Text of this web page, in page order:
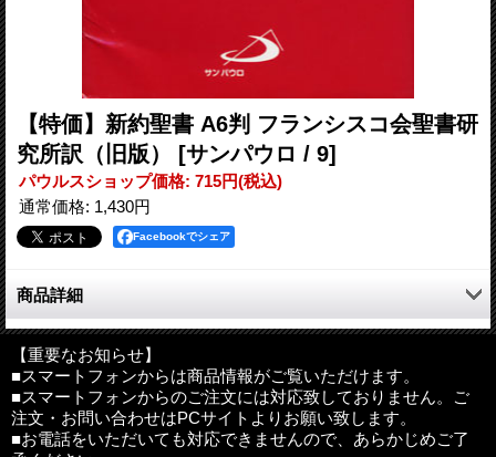
【特価】新約聖書 A6判 フランシスコ会聖書研
究所訳（旧版）
[サンパウロ / 9]
パウルスショップ価格: 715円(税込)
通常価格: 1,430円
Facebookでシェア
商品詳細
聖書の原点の味わいを、今日の人々により伝えやすいように日本
語の響きを大切にし、また、聖書の理解を助ける良心的な注解が
付された伝統ある聖書研究の生み出した名訳。
読みやすく明快な構成にまとまっており、訳語は平易で、注はそ
のページ内にあるので参照しやすい。
【重要なお知らせ】
■スマートフォンからは商品情報がご覧いただけます。
■スマートフォンからのご注文には対応致しておりません。ご
注文・お問い合わせはPCサイトよりお願い致します。
■お電話をいただいても対応できませんので、あらかじめご了